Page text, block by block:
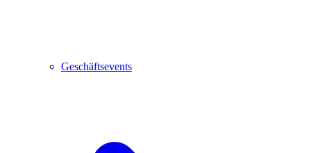
Geschäftsevents